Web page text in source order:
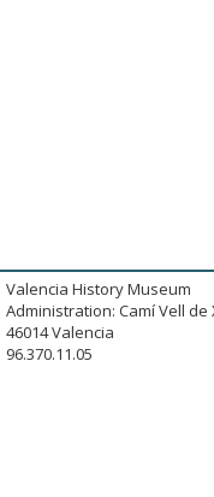
Valencia History Museum
Administration: Camí Vell de
46014 Valencia
96.370.11.05